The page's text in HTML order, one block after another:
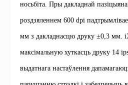
носьбіта. Пры дакладнай
роздзяленнем 600 dpi
мм з дакладнасцю друку ±0,3 мм.
максімальную хуткасць друку 14
выдатнага настаўлення